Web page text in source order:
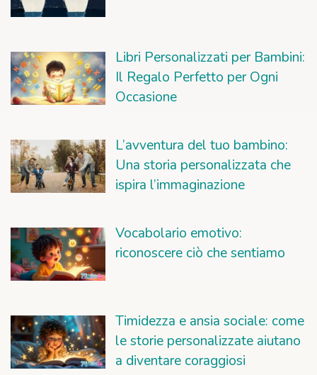
Libri Personalizzati per Bambini:
Il Regalo Perfetto per Ogni
Occasione
L’avventura del tuo bambino:
Una storia personalizzata che
ispira l’immaginazione
Vocabolario emotivo:
riconoscere ciò che sentiamo
Timidezza e ansia sociale: come
le storie personalizzate aiutano
a diventare coraggiosi